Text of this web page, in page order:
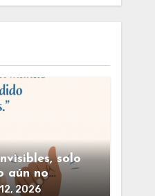
solo
aún no
2026